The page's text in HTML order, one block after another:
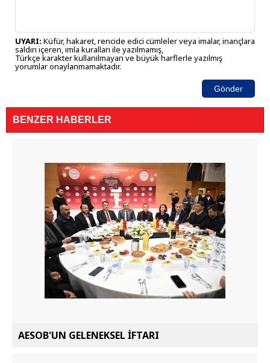
UYARI: Küfür, hakaret, rencide edici cümleler veya imalar, inançlara
saldırı içeren, imla kuralları ile yazılmamış,
Türkçe karakter kullanılmayan ve büyük harflerle yazılmış
yorumlar onaylanmamaktadır.
Gönder
BENZER HABERLER
AESOB'UN GELENEKSEL İFTARI